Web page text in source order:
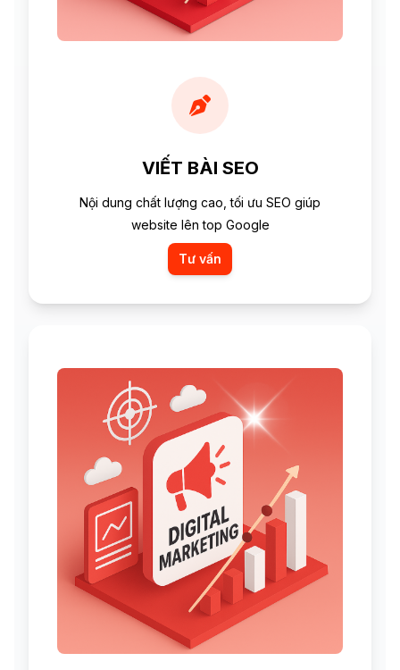
VIẾT BÀI SEO
Nội dung chất lượng cao, tối ưu SEO giúp
website lên top Google
Tư vấn